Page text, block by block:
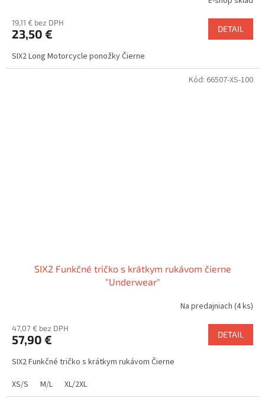
19,11 € bez DPH
23,50 € DETAIL
SIX2 Long Motorcycle ponožky Čierne
SIX2 Funkčné tričko s krátkym rukávom čierne
"Underwear"
Na predajniach (4 ks)
47,07 € bez DPH
57,90 € DETAIL
SIX2 Funkčné tričko s krátkym rukávom Čierne
XS/S
M/L XL/2XL
Kód: 66507-XS-100